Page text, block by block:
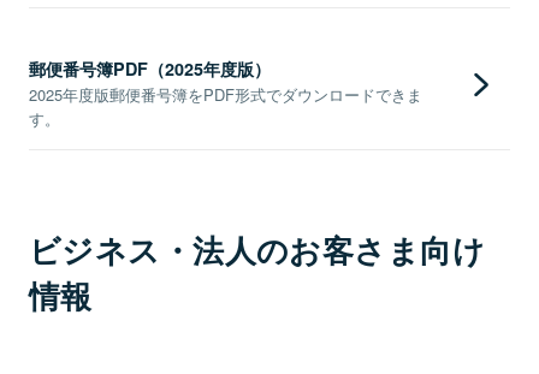
郵便番号簿PDF（2025年度版）
2025年度版郵便番号簿をPDF形式でダウンロードできま
す。
ビジネス・法人のお客さま向け
情報